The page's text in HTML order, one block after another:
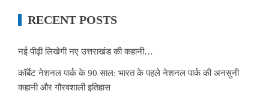
RECENT POSTS
नई पीढ़ी लिखेगी नए उत्तराखंड की कहानी…
कॉर्बेट नेशनल पार्क के 90 साल: भारत के पहले नेशनल पार्क की अनसुनी
कहानी और गौरवशाली इतिहास